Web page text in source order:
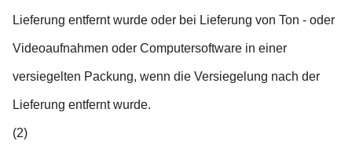
Lieferung entfernt wurde oder bei Lieferung von Ton - oder
Videoaufnahmen oder Computersoftware in einer
versiegelten Packung, wenn die Versiegelung nach der
Lieferung entfernt wurde.
(2)